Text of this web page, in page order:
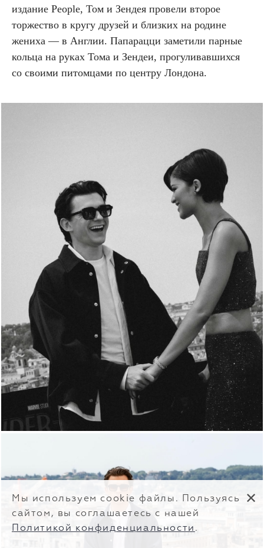
издание People, Том и Зендея провели второе
торжество в кругу друзей и близких на родине
жениха — в Англии. Папарацци заметили парные
кольца на руках Тома и Зендеи, прогуливавшихся
со своими питомцами по центру Лондона.
Мы используем cookie файлы. Пользуясь
сайтом, вы соглашаетесь с нашей
Политикой конфиденциальности .
✕